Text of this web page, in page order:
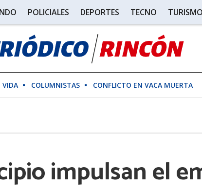
POLICIALES DEPORTES TECNO TURISMO
VIDA COLUMNISTAS CONFLICTO EN VACA MUERTA
impulsan el